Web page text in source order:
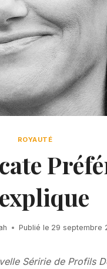
ROYAUTÉ
Publié le 29 septembre
Séririe de Profils